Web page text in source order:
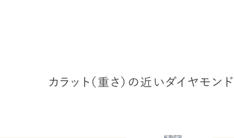
カラット（重さ）の近いダイヤモンド